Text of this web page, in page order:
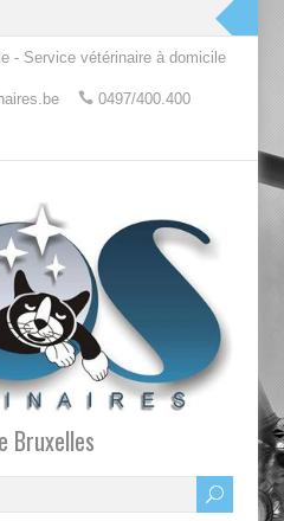
- Service vétérinaire à domicile
0497/400.400
Bruxelles